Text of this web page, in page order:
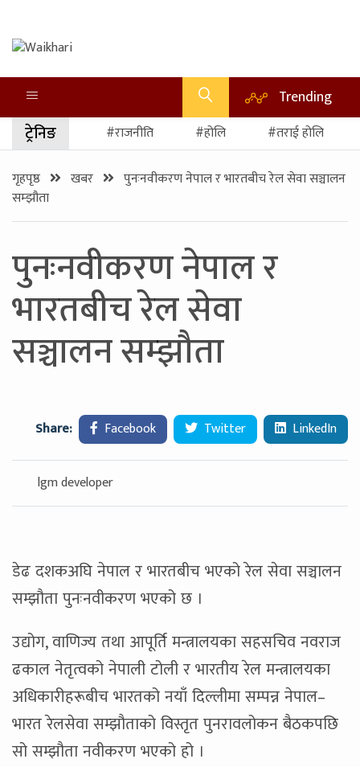
Trending
ट्रेनिङ #राजनीति #होलि #तराई होलि
गृहपृष्ठ खबर
पुनःनवीकरण नेपाल र भारतबीच रेल सेवा सञ्चालन
सम्झौता
पुनःनवीकरण नेपाल र
भारतबीच रेल सेवा
सञ्चालन सम्झौता
Share: Facebook Twitter LinkedIn
lgm developer
डेढ दशकअघि नेपाल र भारतबीच भएको रेल सेवा सञ्चालन
सम्झौता पुनःनवीकरण भएको छ ।
उद्योग, वाणिज्य तथा आपूर्ति मन्त्रालयका सहसचिव नवराज
ढकाल नेतृत्वको नेपाली टोली र भारतीय रेल मन्त्रालयका
अधिकारीहरूबीच भारतको नयाँ दिल्लीमा सम्पन्न नेपाल–
भारत रेलसेवा सम्झौताको विस्तृत पुनरावलोकन बैठकपछि
सो सम्झौता नवीकरण भएको हो ।